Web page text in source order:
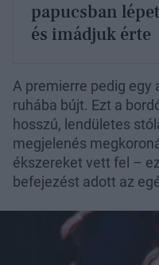
papucsban
és imádjuk érte
A premierre pedig egy
ruhába bújt. Ezt a
hosszú, lendületes
megjelenés
ékszereket vett fel –
befejezést adott az